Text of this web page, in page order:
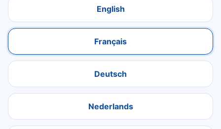
English
Français
Deutsch
Nederlands